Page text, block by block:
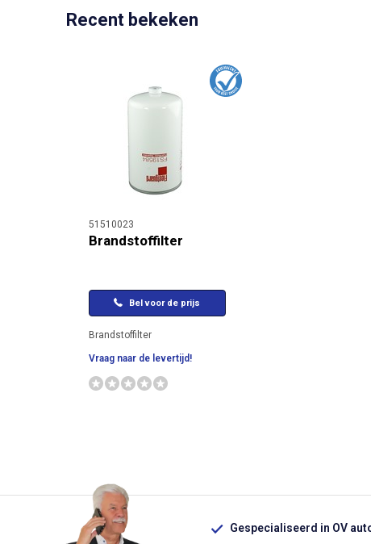
Recent bekeken
51510023
Brandstoffilter
Bel voor de prijs
Brandstoffilter
Vraag naar de levertijd!
Gespecialiseerd in OV